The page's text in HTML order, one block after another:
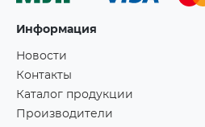
Информация
Новости
Контакты
Каталог продукции
Производители